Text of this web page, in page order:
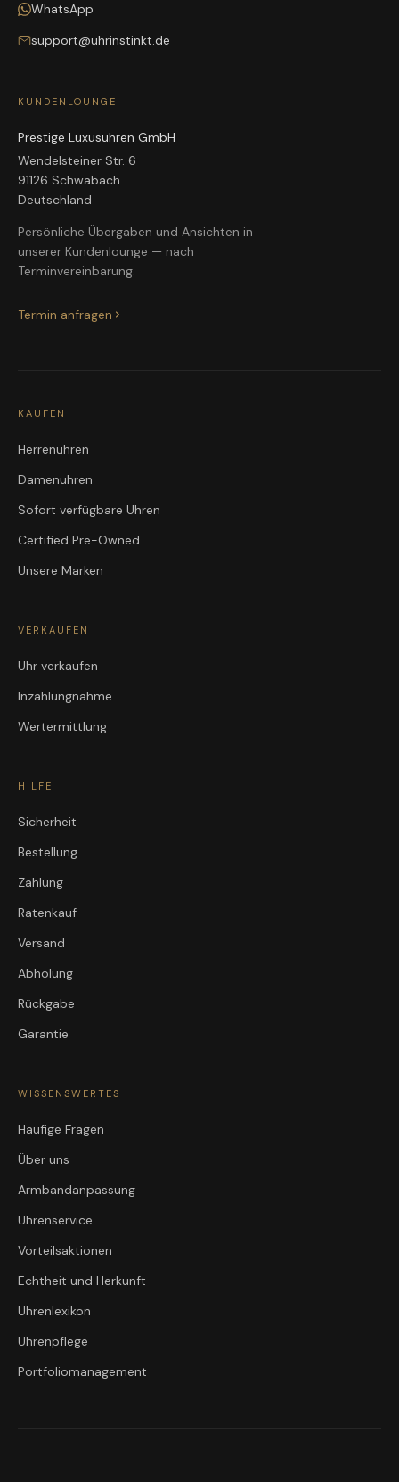
WhatsApp
support@uhrinstinkt.de
KUNDENLOUNGE
Prestige Luxusuhren GmbH
Wendelsteiner Str. 6
91126 Schwabach
Deutschland
Persönliche Übergaben und Ansichten in
unserer Kundenlounge — nach
Terminvereinbarung.
Termin anfragen
KAUFEN
Herrenuhren
Damenuhren
Sofort verfügbare Uhren
Certified Pre-Owned
Unsere Marken
VERKAUFEN
Uhr verkaufen
Inzahlungnahme
Wertermittlung
HILFE
Sicherheit
Bestellung
Zahlung
Ratenkauf
Versand
Abholung
Rückgabe
Garantie
WISSENSWERTES
Häufige Fragen
Über uns
Armbandanpassung
Uhrenservice
Vorteilsaktionen
Echtheit und Herkunft
Uhrenlexikon
Uhrenpflege
Portfoliomanagement